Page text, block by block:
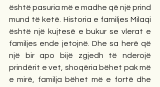
është pasuria më e madhe që një prind
mund të ketë. Historia e familjes Milaqi
është një kujtesë e bukur se vlerat e
familjes ende jetojnë. Dhe sa herë që
një bir apo bijë zgjedh të nderojë
prindërit e vet, shoqëria bëhet pak më
e mirë, familja bëhet më e fortë dhe